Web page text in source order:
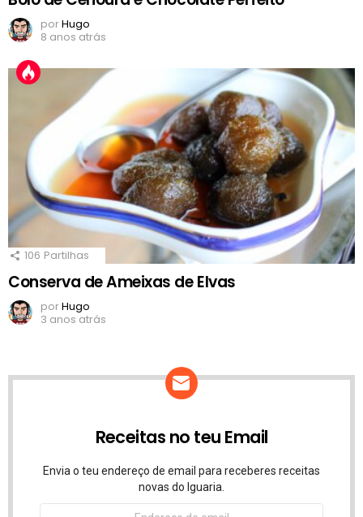
porHugo
8 anos atrás
106 Partilhas
Conserva de Ameixas de Elvas
porHugo
3 anos atrás
Receitas no teu Email
Envia o teu endereço de email para receberes receitas
novas do Iguaria.
Endereço